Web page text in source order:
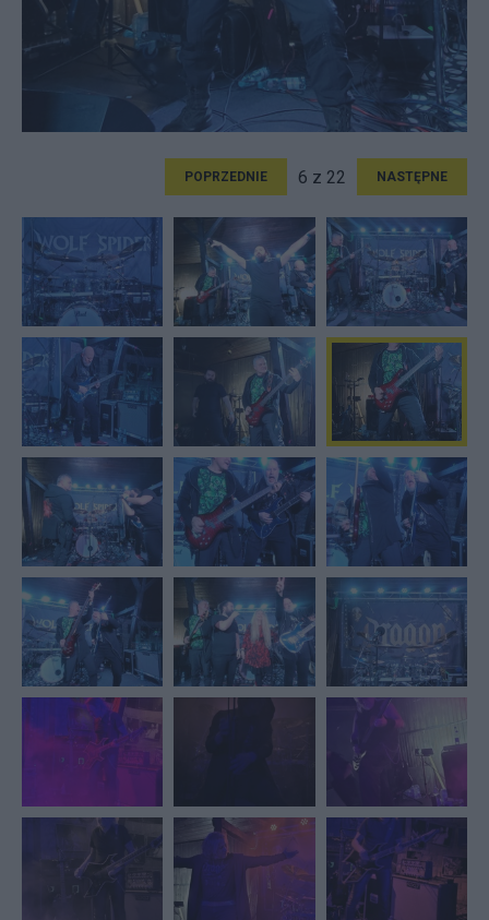
POPRZEDNIE 6 z 22 NASTĘPNE